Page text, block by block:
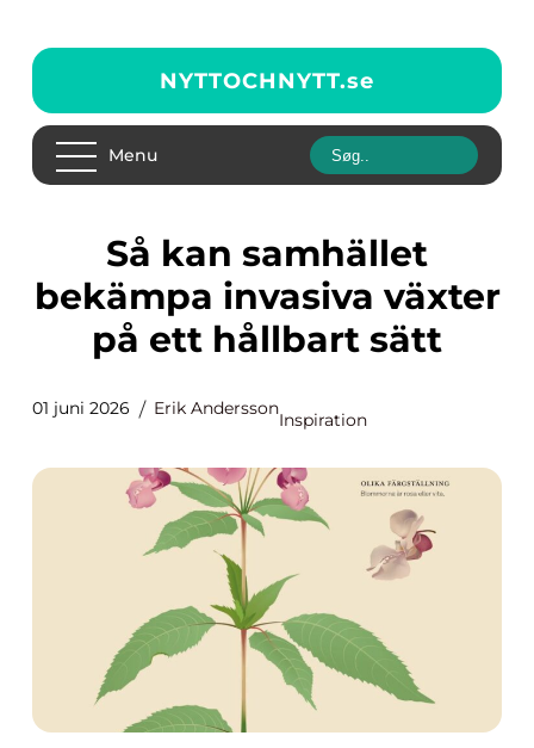
NYTTOCHNYTT.se
Menu
Så kan samhället
bekämpa invasiva växter
på ett hållbart sätt
01 juni 2026 Erik Andersson
Inspiration